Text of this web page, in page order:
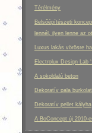
Térélmény
Belsőépítészeti
lennél, ilyen lenne az
Luxus lakás vörösre
Electrolux Design Lab
A sokoldalú beton
Dekoratív pala burkolat
Dekoratív pellet kályha
A BoConcept új 2010-